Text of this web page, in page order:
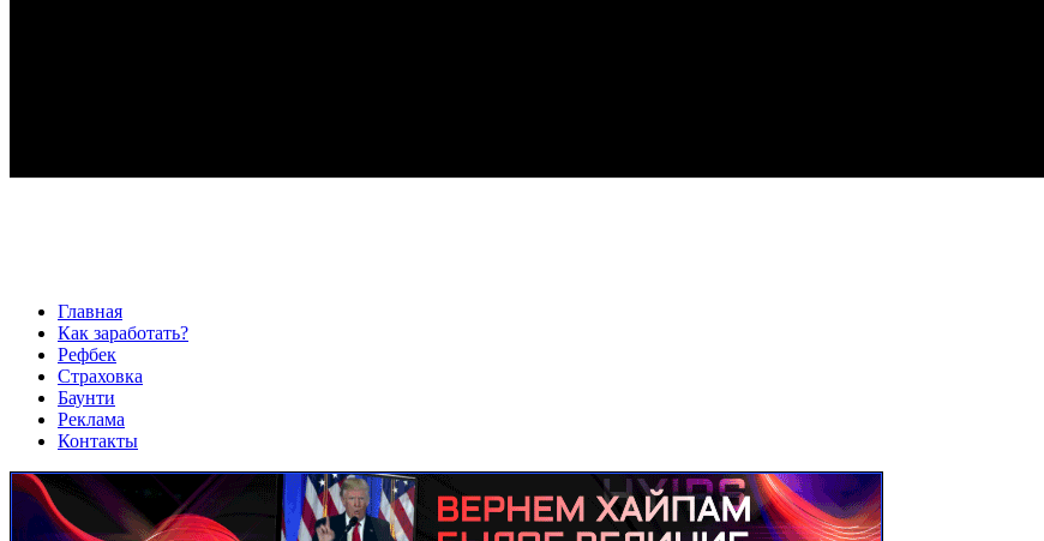
Главная
Как заработать?
Рефбек
Страховка
Баунти
Реклама
Контакты